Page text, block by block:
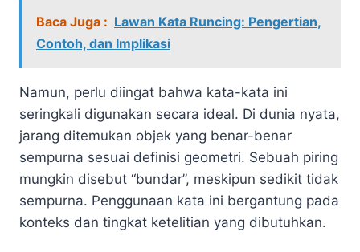
Baca Juga : Lawan Kata Runcing: Pengertian,
Contoh, dan Implikasi
Namun, perlu diingat bahwa kata-kata ini
seringkali digunakan secara ideal. Di dunia nyata,
jarang ditemukan objek yang benar-benar
sempurna sesuai definisi geometri. Sebuah piring
mungkin disebut “bundar”, meskipun sedikit tidak
sempurna. Penggunaan kata ini bergantung pada
konteks dan tingkat ketelitian yang dibutuhkan.